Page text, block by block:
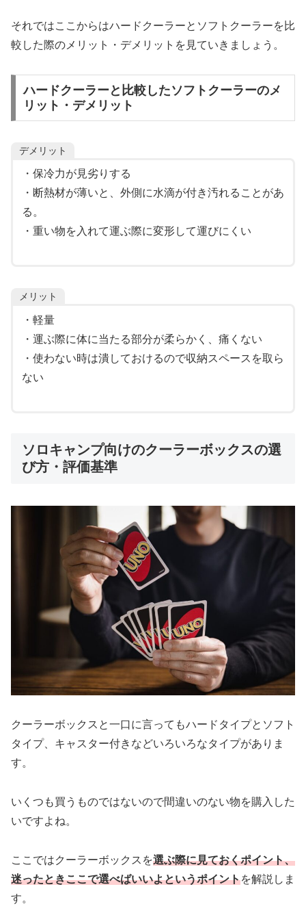
それではここからはハードクーラーとソフトクーラーを比
較した際のメリット・デメリットを見ていきましょう。
ハードクーラーと比較したソフトクーラーのメ
リット・デメリット
デメリット
・保冷力が見劣りする
・断熱材が薄いと、外側に水滴が付き汚れることがあ
る。
・重い物を入れて運ぶ際に変形して運びにくい
メリット
・軽量
・運ぶ際に体に当たる部分が柔らかく、痛くない
・使わない時は潰しておけるので収納スペースを取ら
ない
ソロキャンプ向けのクーラーボックスの選
び方・評価基準
クーラーボックスと一口に言ってもハードタイプとソフト
タイプ、キャスター付きなどいろいろなタイプがありま
す。
いくつも買うものではないので間違いのない物を購入した
いですよね。
ここではクーラーボックスを選ぶ際に見ておくポイント、
迷ったときここで選べばいいよというポイントを解説しま
す。